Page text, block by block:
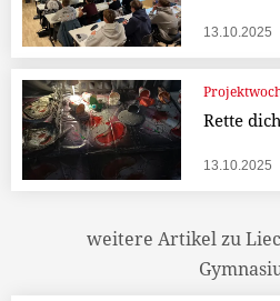
13.10.2025
Rette
13.10.2025
weitere Artikel zu